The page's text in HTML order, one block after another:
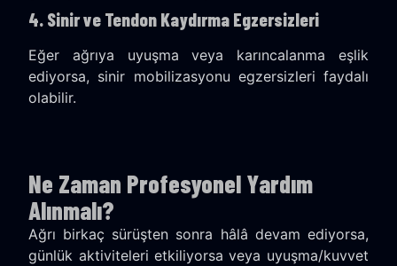
4. Sinir ve Tendon Kaydırma Egzersizleri
Eğer ağrıya uyuşma veya karıncalanma eşlik
ediyorsa, sinir mobilizasyonu egzersizleri faydalı
olabilir.
Ne Zaman Profesyonel Yardım
Alınmalı?
Ağrı birkaç sürüşten sonra hâlâ devam ediyorsa,
günlük aktiviteleri etkiliyorsa veya uyuşma/kuvvet